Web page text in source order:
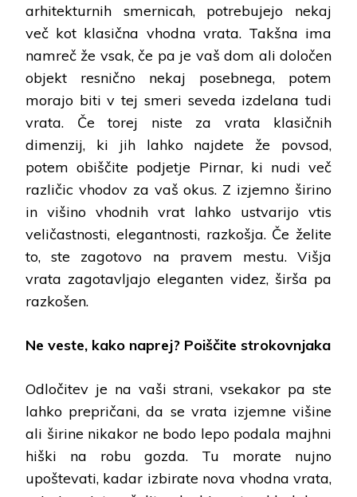
arhitekturnih smernicah, potrebujejo nekaj
več kot klasična vhodna vrata. Takšna ima
namreč že vsak, če pa je vaš dom ali določen
objekt resnično nekaj posebnega, potem
morajo biti v tej smeri seveda izdelana tudi
vrata. Če torej niste za vrata klasičnih
dimenzij, ki jih lahko najdete že povsod,
potem obiščite podjetje Pirnar, ki nudi več
različic vhodov za vaš okus. Z izjemno širino
in višino vhodnih vrat lahko ustvarijo vtis
veličastnosti, elegantnosti, razkošja. Če želite
to, ste zagotovo na pravem mestu. Višja
vrata zagotavljajo eleganten videz, širša pa
razkošen.
Ne veste, kako naprej? Poiščite strokovnjaka
Odločitev je na vaši strani, vsekakor pa ste
lahko prepričani, da se vrata izjemne višine
ali širine nikakor ne bodo lepo podala majhni
hiški na robu gozda. Tu morate nujno
upoštevati, kadar izbirate nova vhodna vrata,